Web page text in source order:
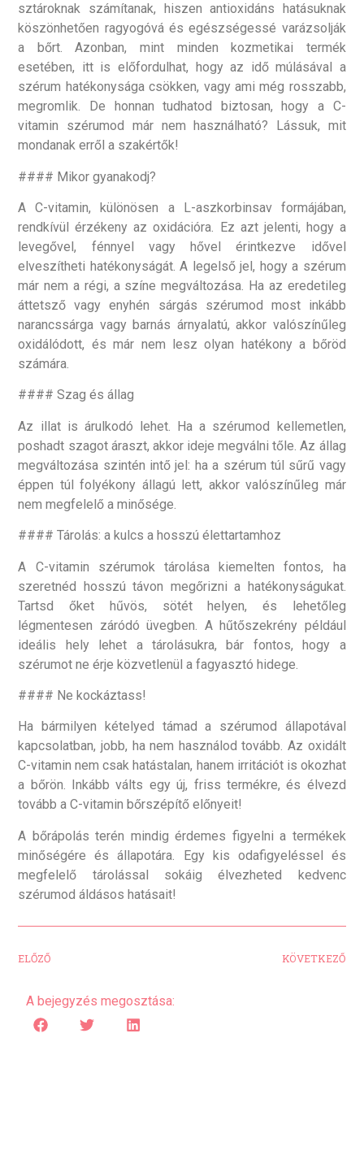
sztároknak számítanak, hiszen antioxidáns hatásuknak
köszönhetően ragyogóvá és egészségessé varázsolják
a bőrt. Azonban, mint minden kozmetikai termék
esetében, itt is előfordulhat, hogy az idő múlásával a
szérum hatékonysága csökken, vagy ami még rosszabb,
megromlik. De honnan tudhatod biztosan, hogy a C-
vitamin szérumod már nem használható? Lássuk, mit
mondanak erről a szakértők!
#### Mikor gyanakodj?
A C-vitamin, különösen a L-aszkorbinsav formájában,
rendkívül érzékeny az oxidációra. Ez azt jelenti, hogy a
levegővel, fénnyel vagy hővel érintkezve idővel
elveszítheti hatékonyságát. A legelső jel, hogy a szérum
már nem a régi, a színe megváltozása. Ha az eredetileg
áttetsző vagy enyhén sárgás szérumod most inkább
narancssárga vagy barnás árnyalatú, akkor valószínűleg
oxidálódott, és már nem lesz olyan hatékony a bőröd
számára.
#### Szag és állag
Az illat is árulkodó lehet. Ha a szérumod kellemetlen,
poshadt szagot áraszt, akkor ideje megválni tőle. Az állag
megváltozása szintén intő jel: ha a szérum túl sűrű vagy
éppen túl folyékony állagú lett, akkor valószínűleg már
nem megfelelő a minősége.
#### Tárolás: a kulcs a hosszú élettartamhoz
A C-vitamin szérumok tárolása kiemelten fontos, ha
szeretnéd hosszú távon megőrizni a hatékonyságukat.
Tartsd őket hűvös, sötét helyen, és lehetőleg
légmentesen záródó üvegben. A hűtőszekrény például
ideális hely lehet a tárolásukra, bár fontos, hogy a
szérumot ne érje közvetlenül a fagyasztó hidege.
#### Ne kockáztass!
Ha bármilyen kételyed támad a szérumod állapotával
kapcsolatban, jobb, ha nem használod tovább. Az oxidált
C-vitamin nem csak hatástalan, hanem irritációt is okozhat
a bőrön. Inkább válts egy új, friss termékre, és élvezd
tovább a C-vitamin bőrszépítő előnyeit!
A bőrápolás terén mindig érdemes figyelni a termékek
minőségére és állapotára. Egy kis odafigyeléssel és
megfelelő tárolással sokáig élvezheted kedvenc
szérumod áldásos hatásait!
ELŐZŐ KÖVETKEZŐ
A bejegyzés megosztása: